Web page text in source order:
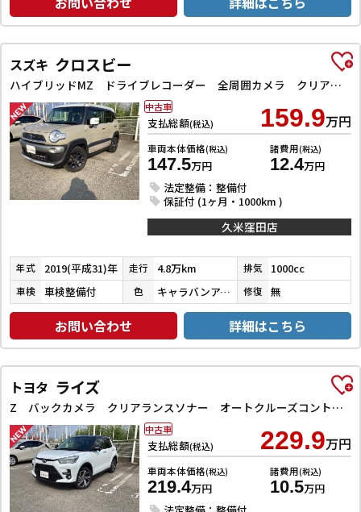
スズキ クロスビー
ハイブリッドMZ ドライブレコーダー 全周囲カメラ クリアランスソナー オートクルーズコントロール 衝突被害軽減システム ナビ TV LEDヘッドランプ アルミホイール スマートキー 電動格納ミラー シートヒーター
支払総額(税込) 159.9万円
車両本体価格(税込)
147.5万円
諸費用(税込)
12.4万円
法定整備：整備付
保証付 (1ヶ月・1000km )
中古車
久米窪田店
年式 2019(平成31)年 走行 4.8万km 排気 1000cc
車検 車検整備付 色 キャラバンアイボリーパールメタリック／ピュアホワイトパール 修復 無
お問い合わせ 詳細はこちら
トヨタ ライズ
Z バックカメラ クリアランスソナー オートクルーズコントロール レーンアシスト 衝突被害軽減システム TV LEDヘッドランプ アルミホイール スマートキー アイドリングストップ 電動格納ミラー
支払総額(税込) 229.9万円
車両本体価格(税込)
219.4万円
諸費用(税込)
10.5万円
中古車